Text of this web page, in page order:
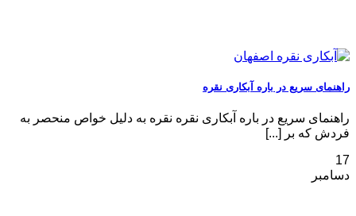
راهنمای سریع در باره آبکاری نقره
راهنمای سریع در باره آبکاری نقره نقره به دلیل خواص منحصر به
‌فردش که بر [...]
17
دسامبر